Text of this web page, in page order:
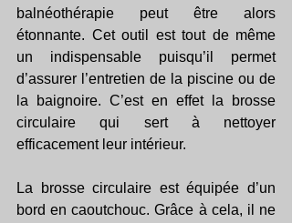
balnéothérapie peut être alors
étonnante. Cet outil est tout de même
un indispensable puisqu’il permet
d’assurer l’entretien de la piscine ou de
la baignoire. C’est en effet la brosse
circulaire qui sert à nettoyer
efficacement leur intérieur.
La brosse circulaire est équipée d’un
bord en caoutchouc. Grâce à cela, il ne